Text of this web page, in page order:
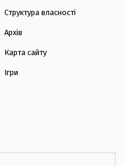
Структура власності
Архів
Карта сайту
Ігри